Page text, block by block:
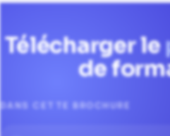
Télécharger le
de
DANS CETTE BROCHURE